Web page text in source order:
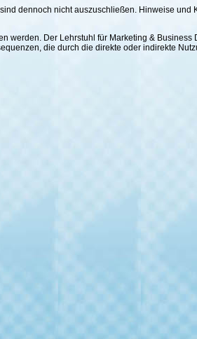
dennoch nicht auszuschließen. Hinweise und
werden. Der Lehrstuhl für Marketing & Business
die durch die direkte oder indirekte